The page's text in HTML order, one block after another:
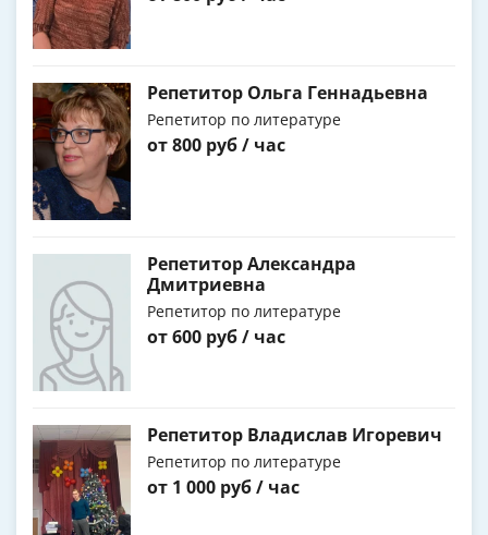
Репетитор Ольга Геннадьевна
Репетитор по литературе
от 800 руб / час
Репетитор Александра
Дмитриевна
Репетитор по литературе
от 600 руб / час
Репетитор Владислав Игоревич
Репетитор по литературе
от 1 000 руб / час